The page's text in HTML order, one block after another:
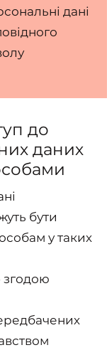
дані
до
даних
бути
у таких
згодою